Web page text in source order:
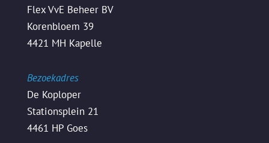
Flex VvE Beheer BV
Korenbloem 39
4421 MH Kapelle
Bezoekadres
De Koploper
Stationsplein 21
4461 HP Goes